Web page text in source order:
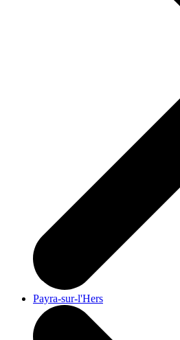
Payra-sur-l'Hers